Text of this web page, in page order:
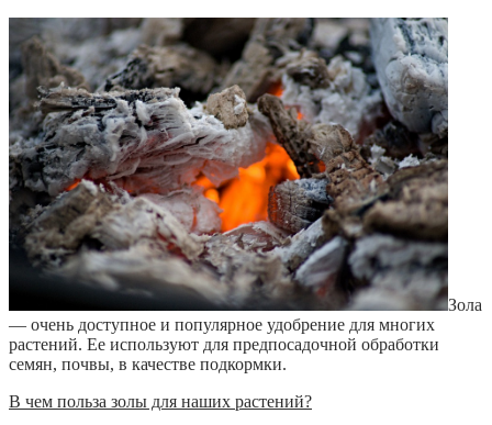
Зола
— очень доступное и популярное удобрение для многих
растений. Ее используют для предпосадочной обработки
семян, почвы, в качестве подкормки.
В чем польза золы для наших растений?